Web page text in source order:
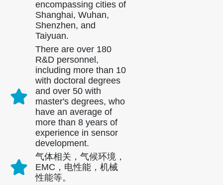
encompassing cities of
Shanghai, Wuhan,
Shenzhen, and
Taiyuan.
There are over 180
R&D personnel,
including more than 10
with doctoral degrees
and over 50 with
master's degrees, who
have an average of
more than 8 years of
experience in sensor
development.
气体相关，气候环境，
EMC，电性能，机械
性能等。